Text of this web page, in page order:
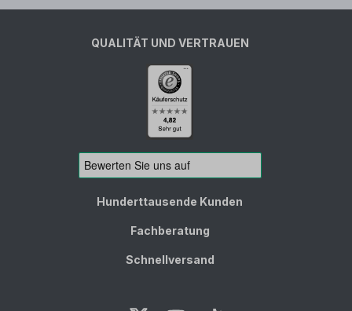
QUALITÄT UND VERTRAUEN
Hunderttausende Kunden
Fachberatung
Schnellversand